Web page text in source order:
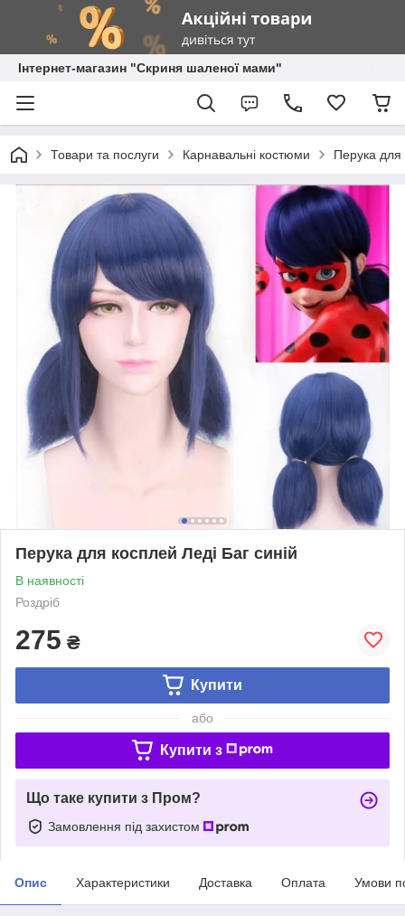
Інтернет-магазин "Скриня шаленої мами"
Товари та послуги Карнавальні костюми Перука для
Перука для косплей Леді Баг синій
В наявності
Роздріб
275 ₴
Купити
або
Купити з
Що таке купити з Пром?
Замовлення під захистом
Опис Характеристики Доставка Оплата Умови